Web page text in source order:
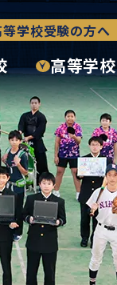
等学校受験の方へ
高等学校